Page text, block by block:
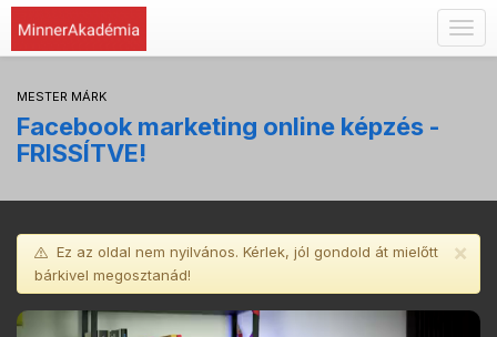
MESTER MÁRK
Facebook marketing online képzés -
FRISSÍTVE!
×
Ez az oldal nem nyilvános. Kérlek, jól gondold át mielőtt
bárkivel megosztanád!